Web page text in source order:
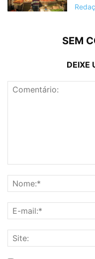
SEM
DEIXE